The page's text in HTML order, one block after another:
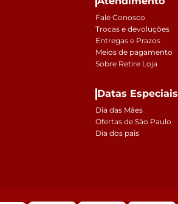
Fale Conosco
Trocas e devoluções
Entregas e Prazos
Meios de pagamento
Sobre Retire Loja
Datas Especiais
Dia das Mães
Ofertas de São Paulo
Dia dos pais